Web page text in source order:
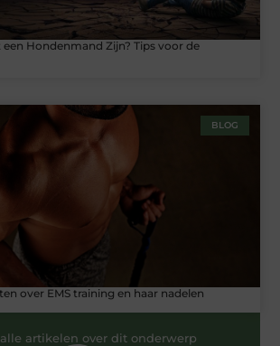
Hondenmand Zijn? Tips voor de
BLOG
over EMS training en haar nadelen
artikelen over dit onderwerp